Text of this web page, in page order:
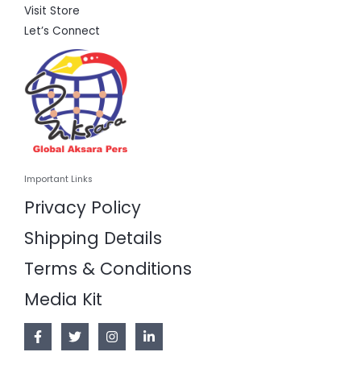
Visit Store
Let’s Connect
Important Links
Privacy Policy
Shipping Details
Terms & Conditions
Media Kit